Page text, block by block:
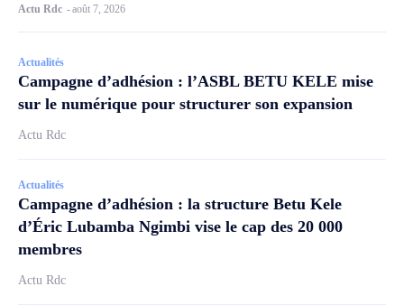
Actu Rdc -août 7, 2026
Actualités
Campagne d’adhésion : l’ASBL BETU KELE mise
sur le numérique pour structurer son expansion
Actu Rdc
Actualités
Campagne d’adhésion : la structure Betu Kele
d’Éric Lubamba Ngimbi vise le cap des 20 000
membres
Actu Rdc